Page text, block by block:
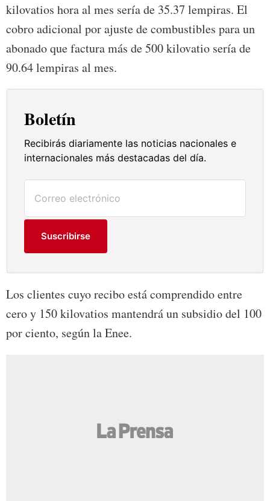
kilovatios hora al mes sería de 35.37 lempiras. El
cobro adicional por ajuste de combustibles para un
abonado que factura más de 500 kilovatio sería de
90.64 lempiras al mes.
Boletín
Recibirás diariamente las noticias nacionales e
internacionales más destacadas del día.
Suscribirse
Los clientes cuyo recibo está comprendido entre
cero y 150 kilovatios mantendrá un subsidio del 100
por ciento, según la Enee.